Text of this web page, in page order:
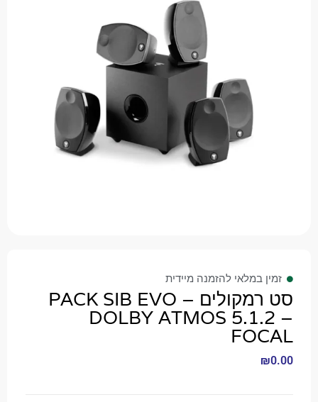
זמין במלאי להזמנה מיידית
סט רמקולים – PACK SIB EVO
DOLBY ATMOS 5.1.2 –
FOCAL
₪0.00